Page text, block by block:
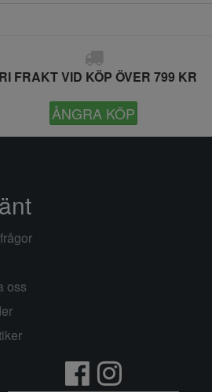
FRAKT VID KÖP ÖVER 799 KR
ÅNGRA KÖP
oss